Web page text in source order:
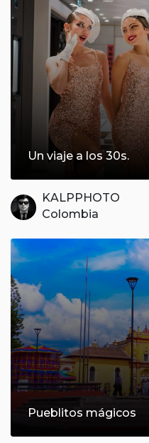
Un viaje a los 30s.
KALPPHOTO
Colombia
Pueblitos mágicos